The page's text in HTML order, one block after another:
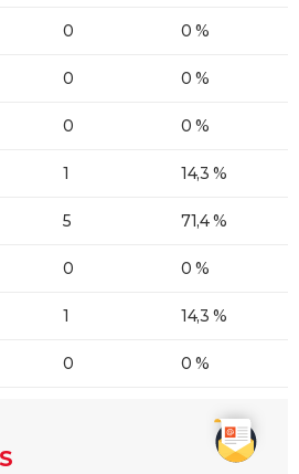
0 0 %
0 0 %
0 0 %
1 14,3 %
5 71,4 %
0 0 %
1 14,3 %
0 0 %